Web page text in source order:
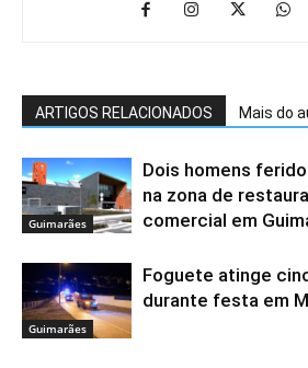
ARTIGOS RELACIONADOS Mais do
Guimarães
Dois homens
na zona de
comercial em
Guimarães
Foguete atinge
durante festa em